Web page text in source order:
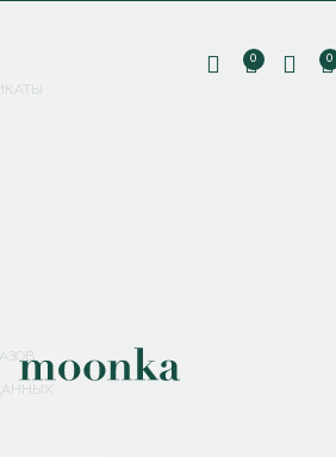
Соглашаюсь с
0 0